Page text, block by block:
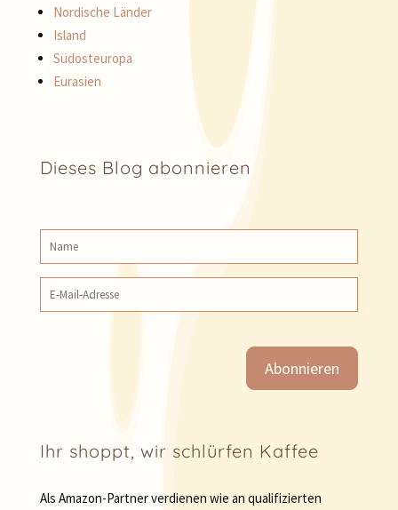
Nordische Länder
Island
Südosteuropa
Eurasien
Dieses Blog abonnieren
Ihr shoppt, wir schlürfen Kaffee
Als Amazon-Partner verdienen wie an qualifizierten